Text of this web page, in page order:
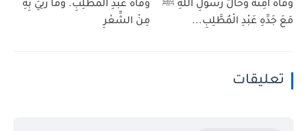
وَفَاةُ آمِنَةَ وَحَالُ رَسُولِ اللَّهِ ﷺ
مَعَ جَدِّهِ عَبْدِ الْمُطَّلِبِ...
وَفَاةُ عَبْدِ الْمُطَّلِبِ. وَمَا رُثِيَ بِهِ
مِنْ الشِّعْرِ
تعليقات